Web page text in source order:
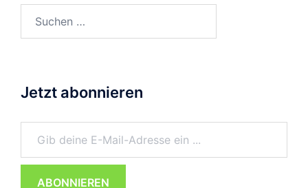
nach:
Jetzt abonnieren
Gib deine E-Mail-Adresse ein ...
ABONNIEREN